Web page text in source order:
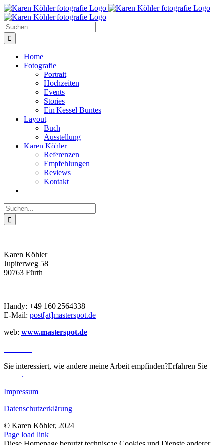
Zum
Inhalt
springen
Suche
nach:
Home
Fotografie
Portrait
Hochzeiten
Events
Stories
Ein Kessel Buntes
Layout
Buch
Ausstellung
Karen Köhler
Referenzen
Empfehlungen
Reviews
Kontakt
Suche
nach:
Karen Köhler
Jupiterweg 58
90763 Fürth
Handy: +49 160 2564338
E-Mail: post[at]masterspot.de
web: www.masterspot.de
Sie interessiert, wie andere meine Arbeit empfinden?Erfahren Sie
.
Impressum
Datenschutzerklärung
© Karen Köhler, 2024
Page load link
Diese Homepage benutzt technische Cookies und Dienste anderer